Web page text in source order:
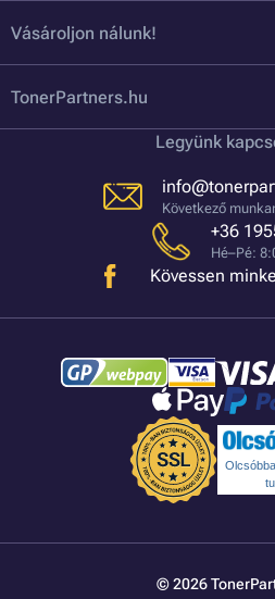
Vásároljon nálunk!
TonerPartners.hu
Legyünk
Következő
+36
Hé–Pé:
Kövessen
© 2026